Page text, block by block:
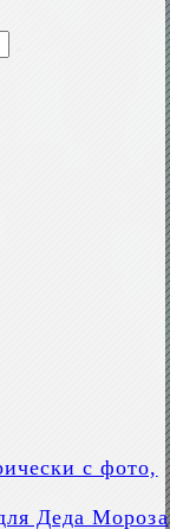
с фото,
Деда Мороза